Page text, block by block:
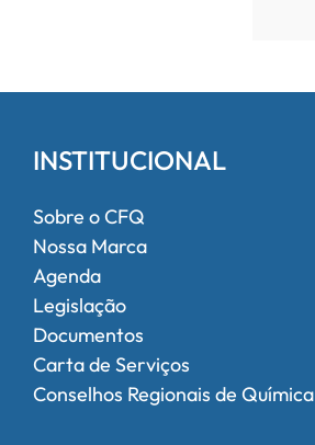
INSTITUCIONAL
Sobre o CFQ
Nossa Marca
Agenda
Legislação
Documentos
Carta de Serviços
Conselhos Regionais de Química